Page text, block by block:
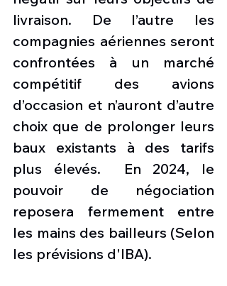
livraison. De l’autre les
compagnies aériennes seront
confrontées à un marché
compétitif des avions
d’occasion et n’auront d’autre
choix que de prolonger leurs
baux existants à des tarifs
plus élevés.  En 2024, le
pouvoir de négociation
reposera fermement entre
les mains des bailleurs (Selon
les prévisions d'IBA).